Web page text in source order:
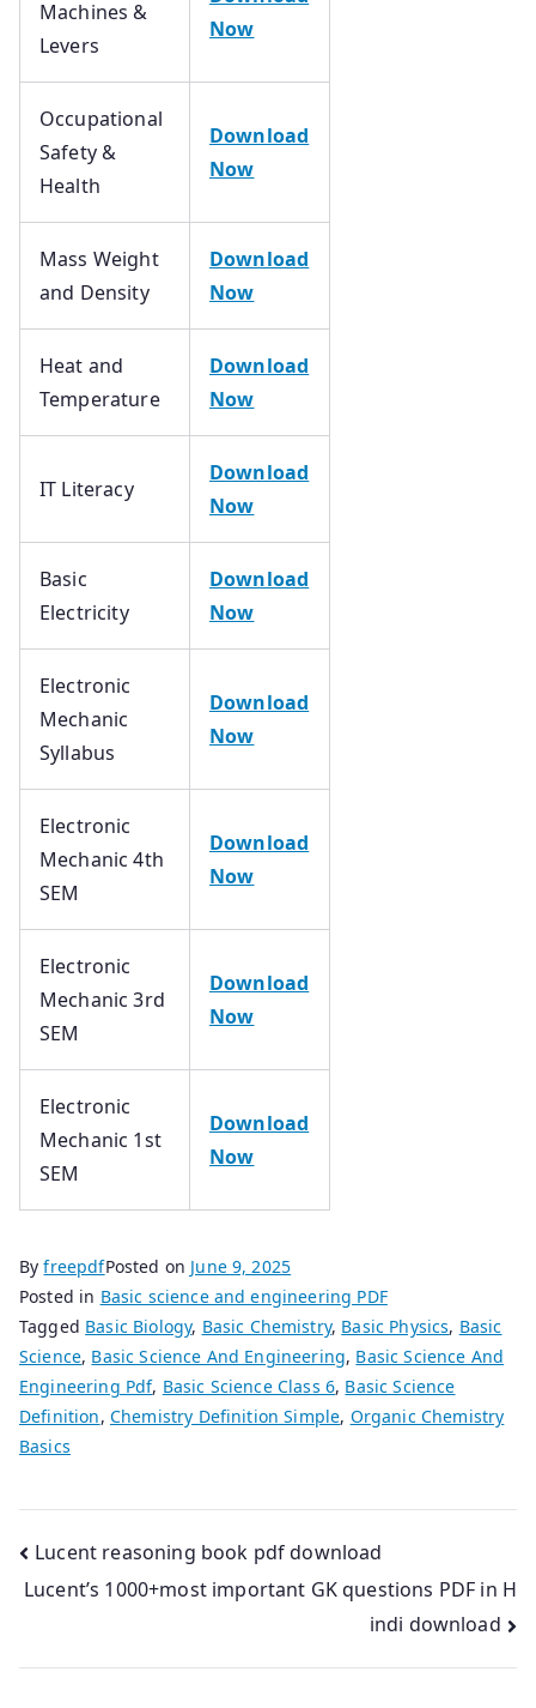
Machines &
Levers
Now
Occupational
Safety &
Health
Download
Now
Mass Weight
and Density
Download
Now
Heat and
Temperature
Download
Now
IT Literacy
Download
Now
Basic
Electricity
Download
Now
Electronic
Mechanic
Syllabus
Download
Now
Electronic
Mechanic 4th
SEM
Download
Now
Electronic
Mechanic 3rd
SEM
Download
Now
Electronic
Mechanic 1st
SEM
Download
Now
ByfreepdfPosted on June 9, 2025
Posted in Basic science and engineering PDF
Tagged Basic Biology, Basic Chemistry, Basic Physics, Basic
Science, Basic Science And Engineering, Basic Science And
Engineering Pdf, Basic Science Class 6, Basic Science
Definition, Chemistry Definition Simple, Organic Chemistry
Basics
Post
navigation
Lucent reasoning book pdf download
Lucent’s 1000+most important GK questions PDF in H
indi download